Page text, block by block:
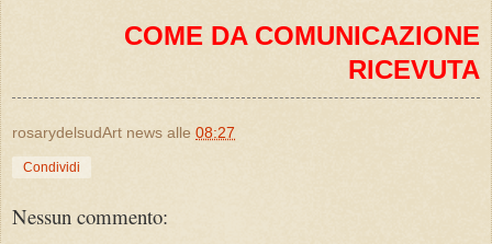
COME DA COMUNICAZIONE
RICEVUTA
rosarydelsudArt news alle 08:27
Condividi
Nessun commento: